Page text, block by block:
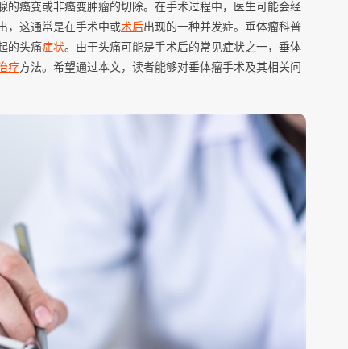
的癌变或非癌变肿瘤的切除。在手术过程中，医生可能会经
，这通常是在手术中或术后出现的一种并发症。垂体瘤科普
的头痛症状。由于头痛可能是手术后的常见症状之一，垂体
疗方法。希望通过本文，读者能够对垂体瘤手术及其相关问